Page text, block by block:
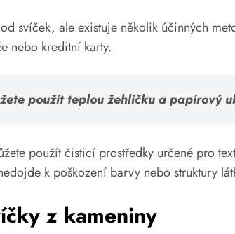
svíček, ale existuje několik účinných
nebo kreditní karty.
použít teplou žehličku a papírový
použít čisticí prostředky určené pro
k poškození barvy nebo struktury
z kameniny